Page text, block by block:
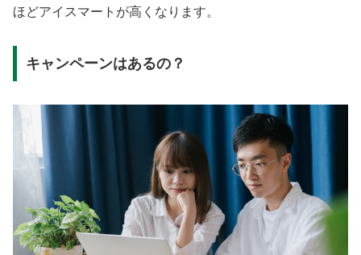
ほどアイスマートが高くなります。
キャンペーンはあるの？